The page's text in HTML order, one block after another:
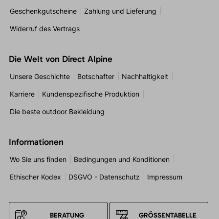
Geschenkgutscheine Zahlung und Lieferung
Widerruf des Vertrags
Die Welt von Direct Alpine
Unsere Geschichte Botschafter Nachhaltigkeit
Karriere Kundenspezifische Produktion
Die beste outdoor Bekleidung
Informationen
Wo Sie uns finden Bedingungen und Konditionen
Ethischer Kodex DSGVO - Datenschutz Impressum
BERATUNG GRÖSSENTABELLE